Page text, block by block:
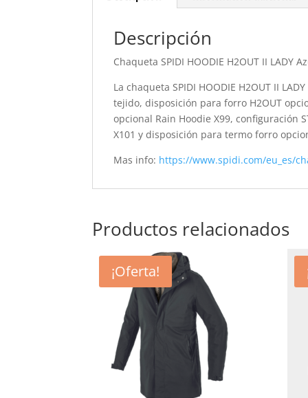
Descripción
Chaqueta SPIDI HOODIE H2OUT II LADY
La chaqueta SPIDI HOODIE H2OUT II
tejido, disposición para forro H2OUT
opcional Rain Hoodie X99, configuración
X101 y disposición para termo forro
Mas info: https://www.spidi.com/eu_es/
Productos relacionados
¡Oferta!